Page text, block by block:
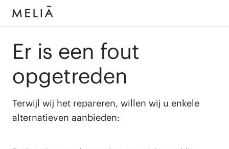
Er is een fout
opgetreden
Terwijl wij het repareren, willen wij u enkele
alternatieven aanbieden: